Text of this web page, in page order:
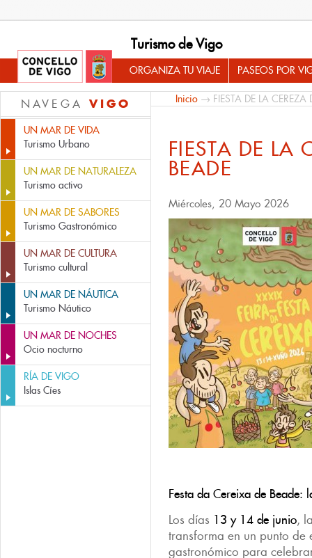
Turismo de Vigo
ORGANIZA TU VIAJE PASEOS POR
NAVEGA VIGO
UN MAR DE VIDA
Turismo Urbano
UN MAR DE NATURALEZA
Turismo activo
UN MAR DE SABORES
Turismo Gastronómico
UN MAR DE CULTURA
Turismo cultural
UN MAR DE NÁUTICA
Turismo Náutico
UN MAR DE NOCHES
Ocio nocturno
RÍA DE VIGO
Islas Cíes
Inicio → FIESTA DE LA CEREZA
FIESTA DE LA
BEADE
Miércoles, 20 Mayo 2026
Festa da Cereixa de Beade:
Los días 13 y 14 de junio,
transforma en un punto de
gastronómico para